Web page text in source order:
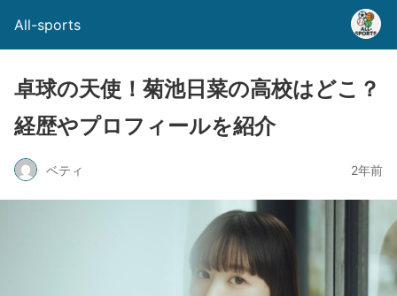
All-sports
卓球の天使！菊池日菜の高校はどこ？
経歴やプロフィールを紹介
ベティ 2年前